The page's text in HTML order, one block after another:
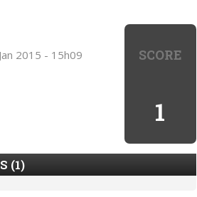
SCORE
1
2015 - 15h09
(1)